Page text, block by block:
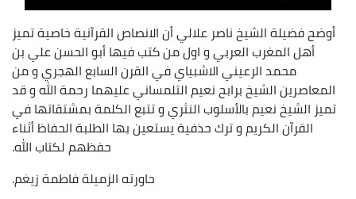
أوضح فضيلة الشيخ ناصر علالي أن الانصاص القرآنية خاصية تميز
أهل المغرب العربي و اول من كتب فيها أبو الحسن علي بن
محمد الرعيني الاشبياي في القرن السابع الهجري و من
المعاصرين الشيخ برابح نعيم التلمساني عليهما رحمة الله و قد
تميز الشيخ نعيم بالأسلوب النثري و تتبع الكلمة بمشتقاتها في
القرآن الكريم و ترك حذفية يستعين بها الطلبة الحفاظ أثناء
حفظهم لكتاب الله.
حاورته الزميلة فاطمة زيغم.